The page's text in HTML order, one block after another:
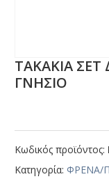
ΤΑΚΑΚΙΑ
ΓΝΗΣΙΟ
Κωδικός προϊόντος:
Κατηγορία: ΦΡΕΝΑ/